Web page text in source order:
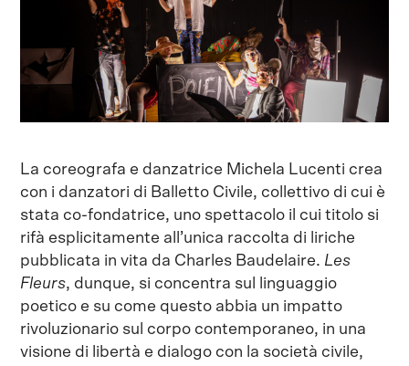
La coreografa e danzatrice Michela Lucenti crea
con i danzatori di Balletto Civile, collettivo di cui è
stata co-fondatrice, uno spettacolo il cui titolo si
rifà esplicitamente all’unica raccolta di liriche
pubblicata in vita da Charles Baudelaire. Les
Fleurs, dunque, si concentra sul linguaggio
poetico e su come questo abbia un impatto
rivoluzionario sul corpo contemporaneo, in una
visione di libertà e dialogo con la società civile,